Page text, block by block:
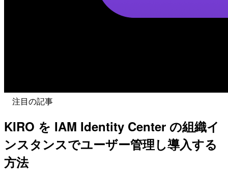
注目の記事
KIRO を IAM Identity Center の組織イ
ンスタンスでユーザー管理し導入する
方法